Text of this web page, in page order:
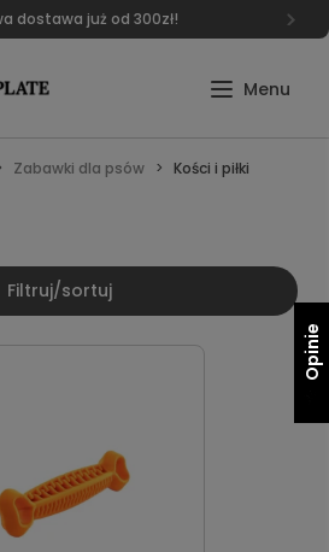
dostawa już od 300zł!
Zabawki dla psów Kości i piłki
Filtruj/sortuj
Opinie